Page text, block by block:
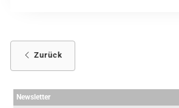
Zurück
Newsletter